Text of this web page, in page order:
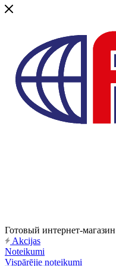
Готовый интернет-
Akcijas
Noteikumi
Vispārējie noteikumi